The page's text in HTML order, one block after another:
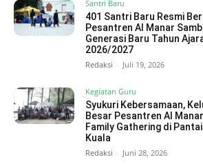
Santri Baru
401 Santri Baru Resmi
Pesantren Al Manar
Generasi Baru Tahun
2026/2027
Redaksi - Juli 19, 2026
Kegiatan Guru
Syukuri Kebersamaan,
Besar Pesantren Al
Family Gathering di
Kuala
Redaksi - Juni 28, 2026